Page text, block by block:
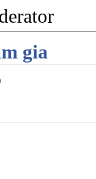
gia